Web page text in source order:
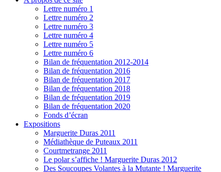
Lettre numéro 1
Lettre numéro 2
Lettre numéro 3
Lettre numéro 4
Lettre numéro 5
Lettre numéro 6
Bilan de fréquentation 2012-2014
Bilan de fréquentation 2016
Bilan de fréquentation 2017
Bilan de fréquentation 2018
Bilan de fréquentation 2019
Bilan de fréquentation 2020
Fonds d’écran
Expositions
Marguerite Duras 2011
Médiathèque de Puteaux 2011
Courtmetrange 2011
Le polar s’affiche ! Marguerite Duras 2012
Des Soucoupes Volantes à la Mutante ! Marguerite